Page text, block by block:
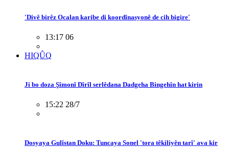
'Divê birêz Ocalan karibe di koordînasyonê de cih bigire'
13:17 06
HIQÛQ
Ji bo doza Şîmonî Dîrîl serlêdana Dadgeha Bingehîn hat kirin
15:22 28/7
Dosyaya Gulîstan Doku: Tuncaya Sonel 'tora têkiliyên tarî' ava kir